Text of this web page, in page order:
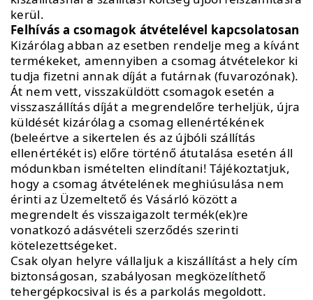
kerül.
Felhívás a csomagok átvételével kapcsolatosan
Kizárólag abban az esetben rendelje meg a kívánt
termékeket, amennyiben a csomag átvételekor ki
tudja fizetni annak díját a futárnak (fuvarozónak).
Át nem vett, visszaküldött csomagok esetén a
visszaszállítás díját a megrendelőre terheljük, újra
küldését kizárólag a csomag ellenértékének
(beleértve a sikertelen és az újbóli szállítás
ellenértékét is) előre történő átutalása esetén áll
módunkban ismételten elindítani! Tájékoztatjuk,
hogy a csomag átvételének meghiúsulása nem
érinti az Üzemeltető és Vásárló között a
megrendelt és visszaigazolt termék(ek)re
vonatkozó adásvételi szerződés szerinti
kötelezettségeket.
Csak olyan helyre vállaljuk a kiszállítást a hely cím
biztonságosan, szabályosan megközelíthető
tehergépkocsival is és a parkolás megoldott.